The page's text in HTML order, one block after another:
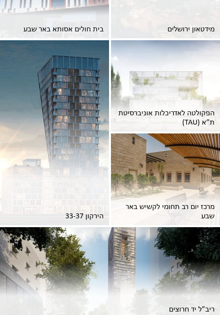
מידטאון ירושלים בית חולים אסותא באר שבע
הפקולטה לאדריכלות אוניברסיטת
ת”א (TAU)
הירקון 33-37
מרכז יום רב תחומי לקשיש באר
שבע
ריב”ל יד חרוצים